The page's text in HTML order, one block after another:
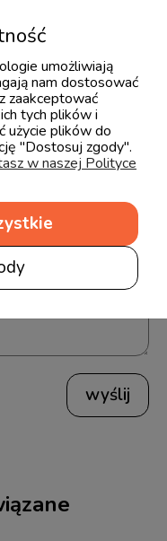
wyślij
umożliwiają
nam dostosować
zaakceptować
tych plików i
użycie plików do
"Dostosuj zgody".
w naszej Polityce